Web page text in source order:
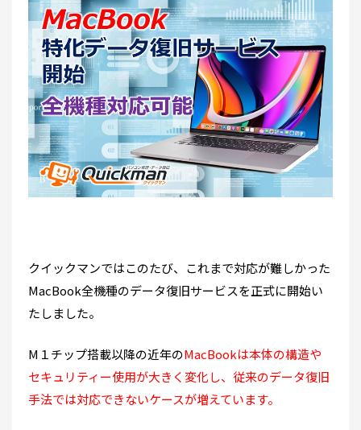
クイックマンではこのたび、これまで対応が難しかった
MacBook全機種のデータ復旧サービスを正式に開始い
たしました。
M１チップ搭載以降の近年のMacBookは本体の構造や
セキュリティー使用が大きく変化し、従来のデータ復旧
手法では対応できないケースが増えています。